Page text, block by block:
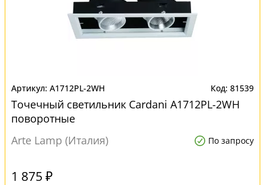
A1712PL-2WH 81539
Точечный светильник Cardani A1712PL-2WH
поворотные
Arte Lamp (Италия)
По запросу
1 875 ₽